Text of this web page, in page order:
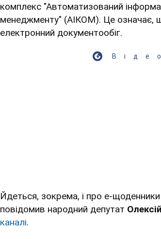
комплекс "Автоматизований
менеджменту" (АІКОМ). Це означає,
електронний документообіг.
Йдеться, зокрема, і про е-
повідомив народний депутат
каналі.